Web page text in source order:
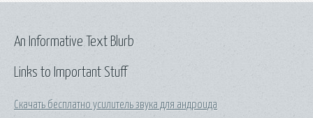
Links to Important Stuff
Скачать бесплатно усилитель звука для андроида
An Informative Text Blurb